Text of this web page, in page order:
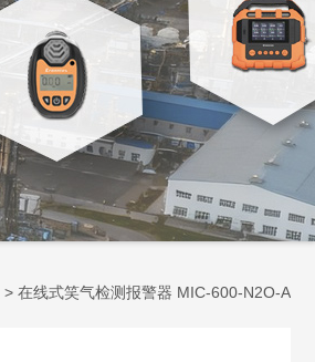
> 在线式笑气检测报警器 MIC-600-N2O-A